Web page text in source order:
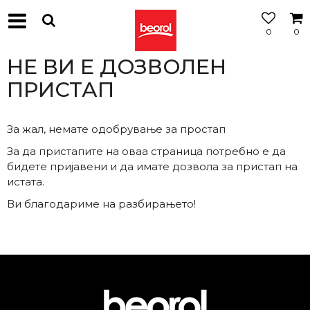
0
0
БЕСПЛАТНА
ИСПОРАКА
НЕ ВИ Е ДОЗВОЛЕН
ПРИСТАП
За жал, немате одобрување за простап
За да пристапите на оваа страница потребно е да
бидете пријавени и да имате дозвола за пристап на
истата.
Ви благодариме на разбирањето!